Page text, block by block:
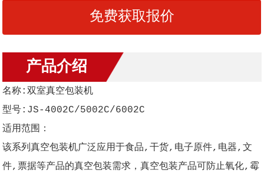
免费获取报价
产品介绍
名称:双室真空包装机
型号:JS-4002C/5002C/6002C
适用范围：
该系列真空包装机广泛应用于食品,干货,电子原件,电器,文
件,票据等产品的真空包装需求，真空包装产品可防止氧化,霉